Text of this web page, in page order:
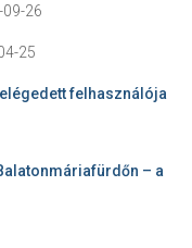
26
25
felhasználója
– a